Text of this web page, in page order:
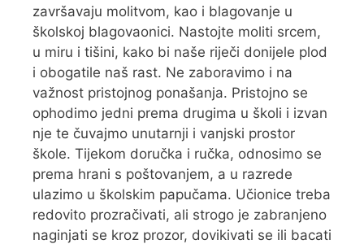
završavaju molitvom, kao i blagovanje u
školskoj blagovaonici. Nastojte moliti srcem,
u miru i tišini, kako bi naše riječi donijele plod
i obogatile naš rast. Ne zaboravimo i na
važnost pristojnog ponašanja. Pristojno se
ophodimo jedni prema drugima u školi i izvan
nje te čuvajmo unutarnji i vanjski prostor
škole. Tijekom doručka i ručka, odnosimo se
prema hrani s poštovanjem, a u razrede
ulazimo u školskim papučama. Učionice treba
redovito prozračivati, ali strogo je zabranjeno
naginjati se kroz prozor, dovikivati se ili bacati